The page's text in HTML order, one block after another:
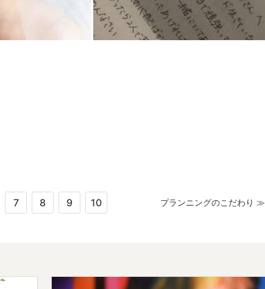
プランニングのこだわり ≫
7 8 9 10